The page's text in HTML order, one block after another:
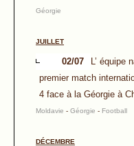
Géorgie
JUILLET
02/07
L’ équipe
premier match
4 face à la Géorgie à
Moldavie - Géorgie - Football
DÉCEMBRE